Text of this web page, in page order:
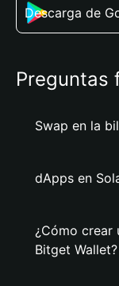
Descarga de
Preguntas
Swap en la
dApps en
¿Cómo crear
Bitget Wallet?